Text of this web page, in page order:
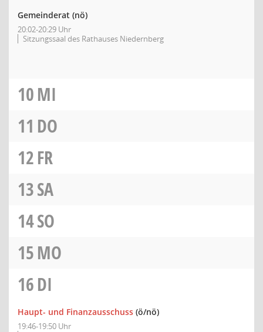
Gemeinderat (nö)
20:02-20:29 Uhr
Sitzungssaal des Rathauses Niedernberg
10MI
11 DO
12FR
13SA
14SO
15MO
16DI
Haupt- und Finanzausschuss (ö/nö)
19:46-19:50 Uhr